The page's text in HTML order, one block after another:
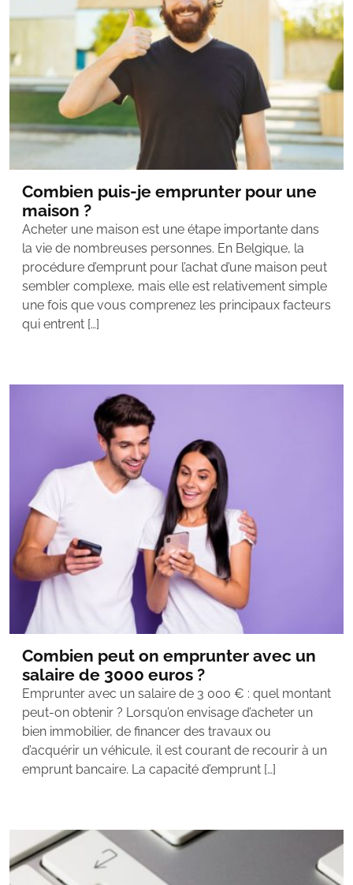
Combien puis-je emprunter pour une
maison ?
Acheter une maison est une étape importante dans
la vie de nombreuses personnes. En Belgique, la
procédure d’emprunt pour l’achat d’une maison peut
sembler complexe, mais elle est relativement simple
une fois que vous comprenez les principaux facteurs
qui entrent […]
Combien peut on emprunter avec un
salaire de 3000 euros ?
Emprunter avec un salaire de 3 000 € : quel montant
peut-on obtenir ? Lorsqu’on envisage d’acheter un
bien immobilier, de financer des travaux ou
d’acquérir un véhicule, il est courant de recourir à un
emprunt bancaire. La capacité d’emprunt […]